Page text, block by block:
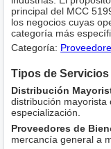
principal del MCC
los negocios cuyas
categoría más
Categoría:
Tipos de Servicios
Distribución
distribución mayorista
especialización.
Proveedores de
mercancía general a